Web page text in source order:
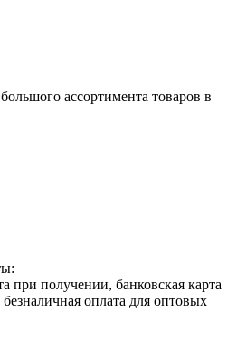
ассортимента товаров в
при получении, банковская карта
оплата для оптовых